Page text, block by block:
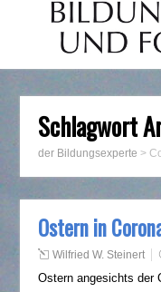
Schlagwort
der Bildungsexperte>
Ostern in
Wilfried W. Steinert
Ostern angesichts der